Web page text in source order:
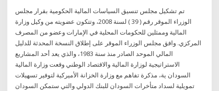
تم تشكيل مجلس تنسيق السياسات المالية الحكومية بقرار مجلس
الوزراء الموقر رقم ( 39 ) لسنة 2008، وتتكون عضويته من وكيل وزارة
المالية وممثلين للحكومات المحلية في الإمارات وعضو من المصرف
المركزي. وافق مجلس الوزراء الموقر على إطلاق النسخة المحدثة للدليل
المالي الموحد الصادر منذ سنة 1983، والذي يعد أحد المشاريع
الاستراتيجية لوزارة المالية والاقتصاد الوطني وقعت وزارة المالية
السودان ية، مذكرة تفاهم مع وزارة الخزانة الأميركية لتوفير تسهيلات
تمويلية لسداد متأخرات السودان للبنك الدولي والتي ستمكن السودان